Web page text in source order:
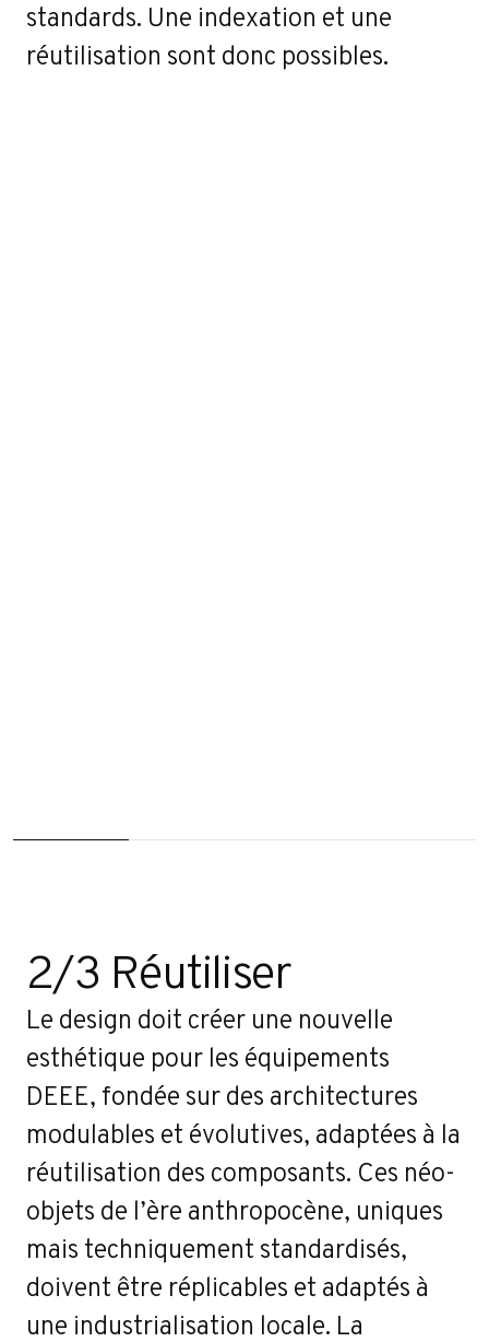
standards. Une indexation et une
réutilisation sont donc possibles.
2/3 Réutiliser
Le design doit créer une nouvelle
esthétique pour les équipements
DEEE, fondée sur des architectures
modulables et évolutives, adaptées à la
réutilisation des composants. Ces néo-
objets de l’ère anthropocène, uniques
mais techniquement standardisés,
doivent être réplicables et adaptés à
une industrialisation locale. La